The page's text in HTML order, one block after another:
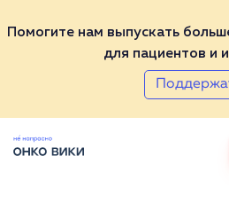
Помогите нам выпускать
для пациентов и